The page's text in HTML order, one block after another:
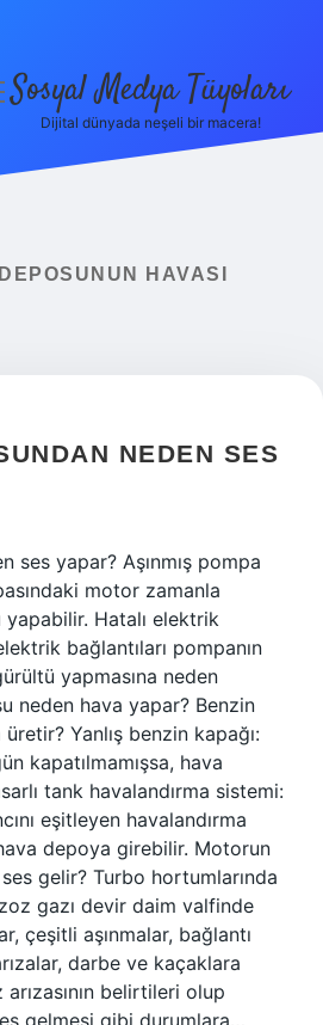
Sosyal Medya Tüyoları
Dijital dünyada neşeli bir macera!
HAVASI
NEDEN SES
ses yapar? Aşınmış pompa
motor zamanla
yapabilir. Hatalı elektrik
bağlantıları pompanın
yapmasına neden
neden hava yapar? Benzin
Yanlış benzin kapağı:
kapatılmamışsa, hava
tank havalandırma sistemi:
eşitleyen havalandırma
depoya girebilir. Motorun
gelir? Turbo hortumlarında
gazı devir daim valfinde
çeşitli aşınmalar, bağlantı
darbe ve kaçaklara
belirtileri olup
gelmesi gibi durumlara…